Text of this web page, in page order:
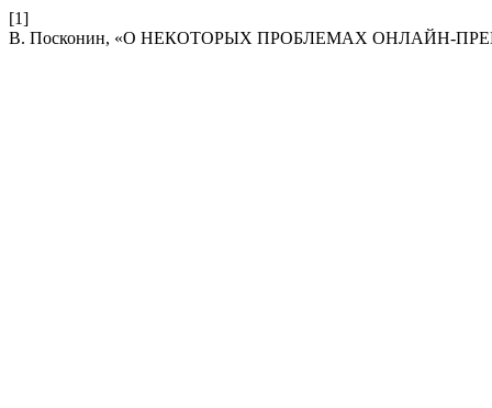
[1]
В. Посконин, «О НЕКОТОРЫХ ПРОБЛЕМАХ ОНЛАЙН-